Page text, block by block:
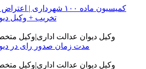
کمیسیون ماده ۱۰۰ شهرداری
تخریب + وکیل
مدت زمان صدور رای در